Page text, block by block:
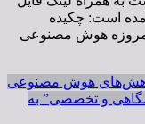
است: چکیده
امروزه هوش مصنوعی
هوش مصنوعی
و تخصصی” به